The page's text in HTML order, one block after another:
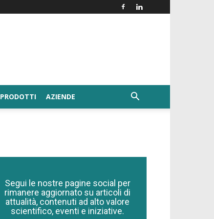
PRODOTTI AZIENDE
Segui le nostre pagine social per
rimanere aggiornato su articoli di
attualità, contenuti ad alto valore
scientifico, eventi e iniziative.